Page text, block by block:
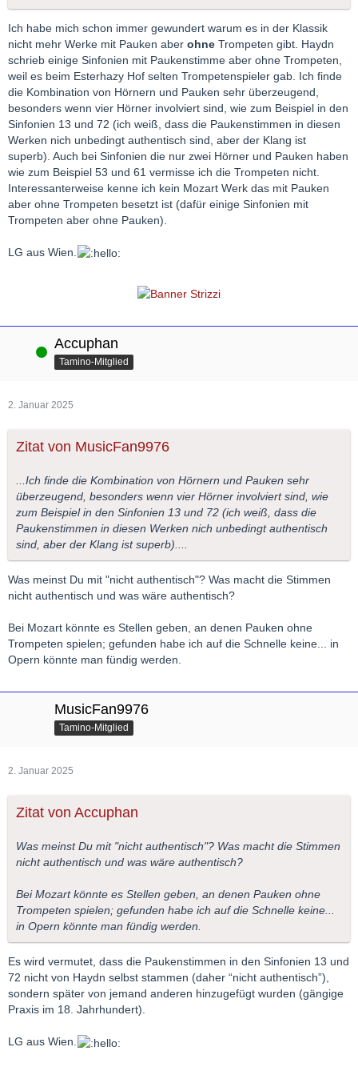
Ich habe mich schon immer gewundert warum es in der Klassik
nicht mehr Werke mit Pauken aber ohne Trompeten gibt. Haydn
schrieb einige Sinfonien mit Paukenstimme aber ohne Trompeten,
weil es beim Esterhazy Hof selten Trompetenspieler gab. Ich finde
die Kombination von Hörnern und Pauken sehr überzeugend,
besonders wenn vier Hörner involviert sind, wie zum Beispiel in den
Sinfonien 13 und 72 (ich weiß, dass die Paukenstimmen in diesen
Werken nich unbedingt authentisch sind, aber der Klang ist
superb). Auch bei Sinfonien die nur zwei Hörner und Pauken haben
wie zum Beispiel 53 und 61 vermisse ich die Trompeten nicht.
Interessanterweise kenne ich kein Mozart Werk das mit Pauken
aber ohne Trompeten besetzt ist (dafür einige Sinfonien mit
Trompeten aber ohne Pauken).
LG aus Wien.
Online Accuphan
Tamino-Mitglied
2. Januar 2025
Zitat von MusicFan9976
...Ich finde die Kombination von Hörnern und Pauken sehr
überzeugend, besonders wenn vier Hörner involviert sind, wie
zum Beispiel in den Sinfonien 13 und 72 (ich weiß, dass die
Paukenstimmen in diesen Werken nich unbedingt authentisch
sind, aber der Klang ist superb)....
Was meinst Du mit "nicht authentisch"? Was macht die Stimmen
nicht authentisch und was wäre authentisch?
Bei Mozart könnte es Stellen geben, an denen Pauken ohne
Trompeten spielen; gefunden habe ich auf die Schnelle keine... in
Opern könnte man fündig werden.
MusicFan9976
Tamino-Mitglied
2. Januar 2025
Zitat von Accuphan
Was meinst Du mit "nicht authentisch"? Was macht die Stimmen
nicht authentisch und was wäre authentisch?
Bei Mozart könnte es Stellen geben, an denen Pauken ohne
Trompeten spielen; gefunden habe ich auf die Schnelle keine...
in Opern könnte man fündig werden.
Es wird vermutet, dass die Paukenstimmen in den Sinfonien 13 und
72 nicht von Haydn selbst stammen (daher “nicht authentisch”),
sondern später von jemand anderen hinzugefügt wurden (gängige
Praxis im 18. Jahrhundert).
LG aus Wien.